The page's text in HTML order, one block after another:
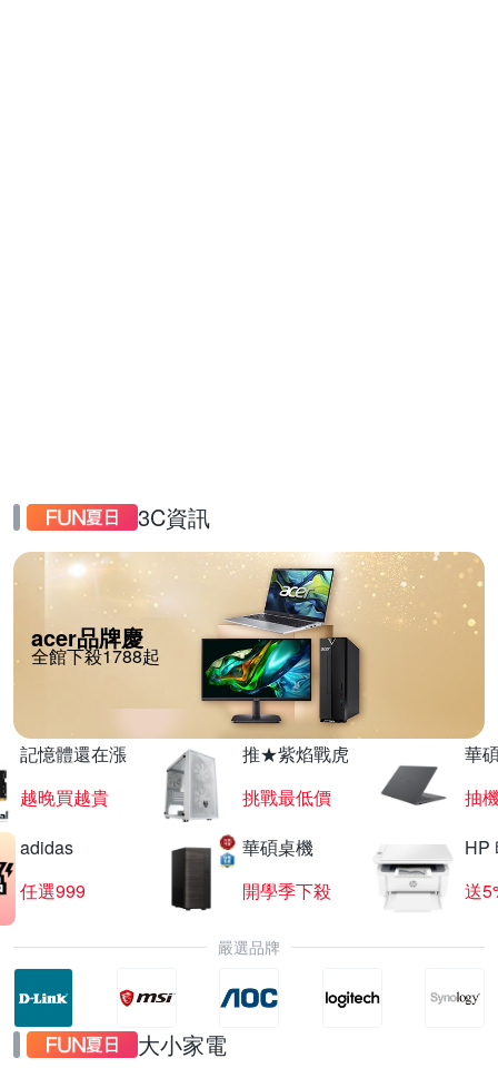
3C資訊
acer品牌慶
全館下殺1788起
記憶體還在漲
越晚買越貴
推★紫焰戰虎
挑戰最低價
華
抽
adidas
任選999
華碩桌機
開學季下殺
HP
送
嚴選品牌
大小家電